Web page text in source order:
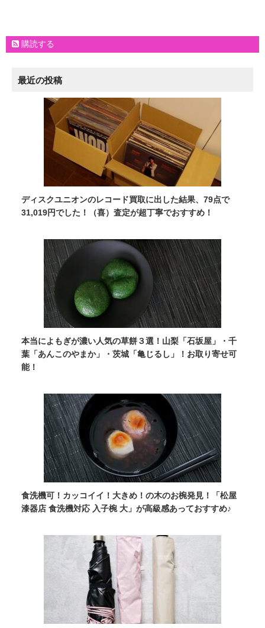
購読する
最近の投稿
ディスクユニオンのレコード買取に出した結果、79点で
31,019円でした！（喜）査定が超丁寧でおすすめ！
本当によもぎが濃い人気の草餅３選！山梨「石坂屋」・千
葉「あんこのやまか」・茨城「亀じるし」！お取り寄せ可
能！
食洗機可！カッコイイ！大きめ！の木のお椀発見！「松屋
漆器店 食洗機対応 入子椀 大」が高級感あっておすすめ♪